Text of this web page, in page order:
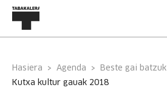
Hasiera Agenda
Beste gai batzuk
kutxa kultur gauak 2018